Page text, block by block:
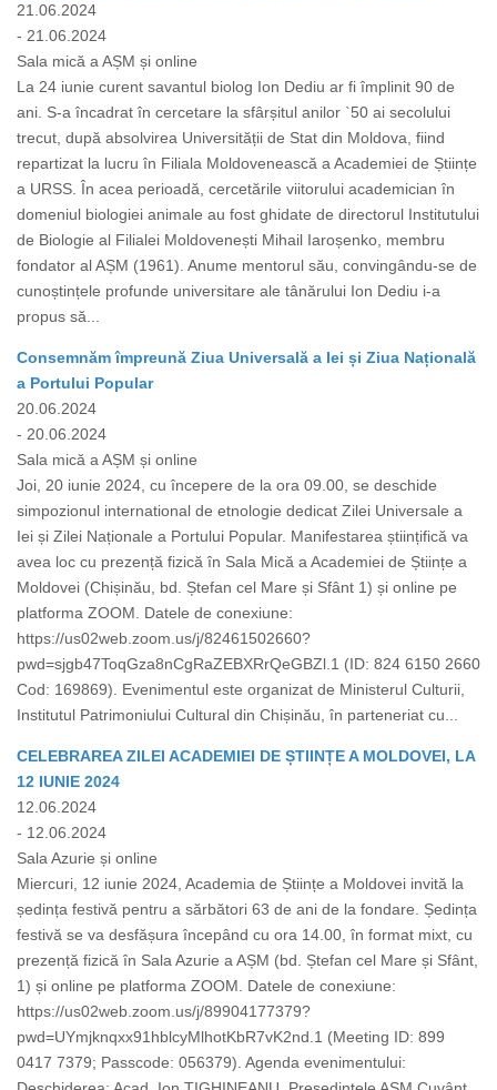
21.06.2024
- 21.06.2024
Sala mică a AȘM și online
La 24 iunie curent savantul biolog Ion Dediu ar fi împlinit 90 de
ani. S-a încadrat în cercetare la sfârșitul anilor `50 ai secolului
trecut, după absolvirea Universității de Stat din Moldova, fiind
repartizat la lucru în Filiala Moldovenească a Academiei de Științe
a URSS. În acea perioadă, cercetările viitorului academician în
domeniul biologiei animale au fost ghidate de directorul Institutului
de Biologie al Filialei Moldovenești Mihail Iaroșenko, membru
fondator al AȘM (1961). Anume mentorul său, convingându-se de
cunoștințele profunde universitare ale tânărului Ion Dediu i-a
propus să...
Consemnăm împreună Ziua Universală a Iei și Ziua Națională
a Portului Popular
20.06.2024
- 20.06.2024
Sala mică a AȘM și online
Joi, 20 iunie 2024, cu începere de la ora 09.00, se deschide
simpozionul international de etnologie dedicat Zilei Universale a
Iei și Zilei Naționale a Portului Popular. Manifestarea științifică va
avea loc cu prezență fizică în Sala Mică a Academiei de Științe a
Moldovei (Chișinău, bd. Ștefan cel Mare și Sfânt 1) și online pe
platforma ZOOM. Datele de conexiune:
https://us02web.zoom.us/j/82461502660?
pwd=sjgb47ToqGza8nCgRaZEBXRrQeGBZl.1 (ID: 824 6150 2660
Cod: 169869). Evenimentul este organizat de Ministerul Culturii,
Institutul Patrimoniului Cultural din Chișinău, în parteneriat cu...
CELEBRAREA ZILEI ACADEMIEI DE ȘTIINȚE A MOLDOVEI, LA
12 IUNIE 2024
12.06.2024
- 12.06.2024
Sala Azurie și online
Miercuri, 12 iunie 2024, Academia de Științe a Moldovei invită la
ședința festivă pentru a sărbători 63 de ani de la fondare. Ședința
festivă se va desfășura începând cu ora 14.00, în format mixt, cu
prezență fizică în Sala Azurie a AȘM (bd. Ștefan cel Mare și Sfânt,
1) și online pe platforma ZOOM. Datele de conexiune:
https://us02web.zoom.us/j/89904177379?
pwd=UYmjknqxx91hblcyMlhotKbR7vK2nd.1 (Meeting ID: 899
0417 7379; Passcode: 056379). Agenda evenimentului: